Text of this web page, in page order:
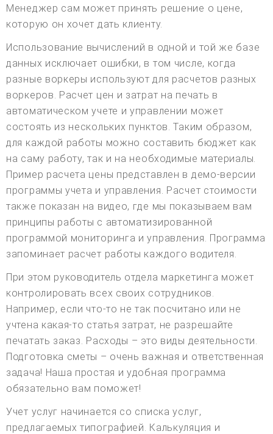
Менеджер сам может принять решение о цене,
которую он хочет дать клиенту.
Использование вычислений в одной и той же базе
данных исключает ошибки, в том числе, когда
разные воркеры используют для расчетов разных
воркеров. Расчет цен и затрат на печать в
автоматическом учете и управлении может
состоять из нескольких пунктов. Таким образом,
для каждой работы можно составить бюджет как
на саму работу, так и на необходимые материалы.
Пример расчета цены представлен в демо-версии
программы учета и управления. Расчет стоимости
также показан на видео, где мы показываем вам
принципы работы с автоматизированной
программой мониторинга и управления. Программа
запоминает расчет работы каждого водителя.
При этом руководитель отдела маркетинга может
контролировать всех своих сотрудников.
Например, если что-то не так посчитано или не
учтена какая-то статья затрат, не разрешайте
печатать заказ. Расходы – это виды деятельности.
Подготовка сметы – очень важная и ответственная
задача! Наша простая и удобная программа
обязательно вам поможет!
Учет услуг начинается со списка услуг,
предлагаемых типографией. Калькуляция и